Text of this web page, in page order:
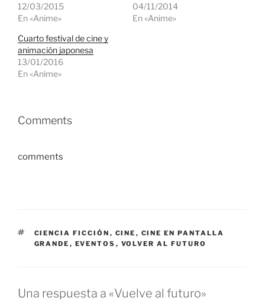
12/03/2015
En «Anime»
04/11/2014
En «Anime»
Cuarto festival de cine y
animación japonesa
13/01/2016
En «Anime»
Comments
comments
ETIQUETAS
CIENCIA FICCIÓN , CINE , CINE EN PANTALLA
GRANDE , EVENTOS , VOLVER AL FUTURO
Una respuesta a «Vuelve al futuro»